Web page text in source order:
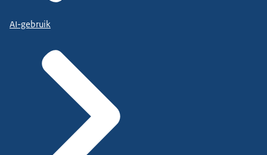
AI-gebruik